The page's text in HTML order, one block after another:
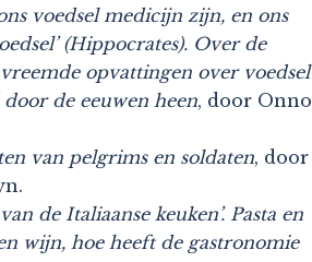
voedsel medicijn zijn, en ons
(Hippocrates). Over de
opvattingen over voedsel
de eeuwen heen, door Onno
van pelgrims en soldaten, door
de Italiaanse keuken’. Pasta en
wijn, hoe heeft de gastronomie